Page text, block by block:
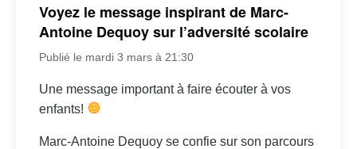
Voyez le message inspirant de Marc-
Antoine Dequoy sur l’adversité scolaire
Publié le mardi 3 mars à 21:30
Une message important à faire écouter à vos
enfants!
Marc-Antoine Dequoy se confie sur son parcours